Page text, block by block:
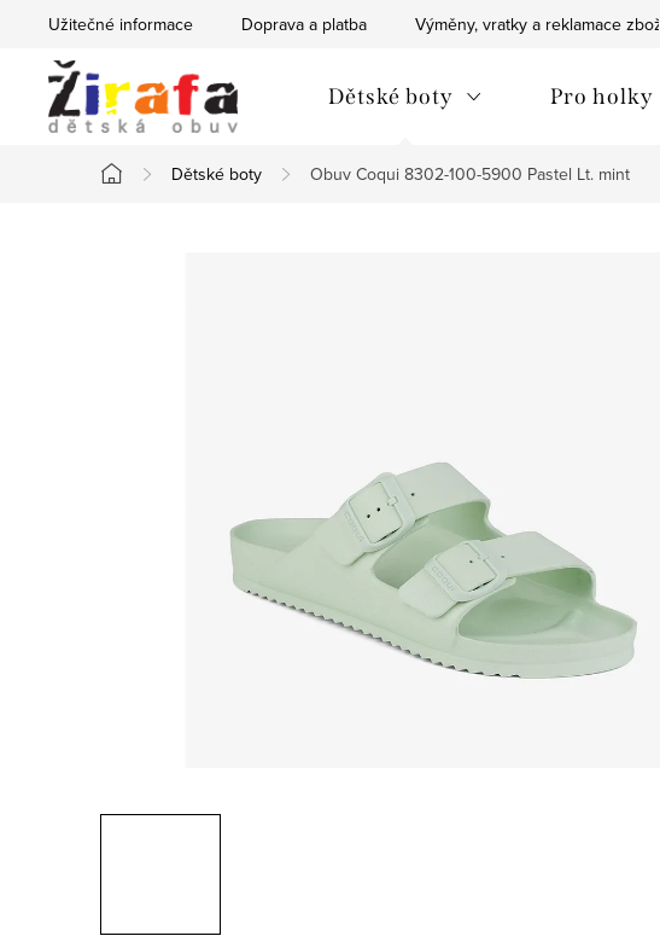
obsah
Užitečné informace Doprava a platba Výměny, vratky a reklamace zboží
Dětské boty Pro holky
Domů
Dětské boty Obuv Coqui 8302-100-5900 Pastel Lt. mint